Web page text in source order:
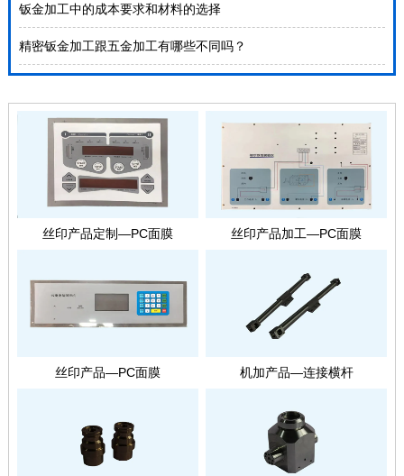
钣金加工中的成本要求和材料的选择
精密钣金加工跟五金加工有哪些不同吗？
丝印产品定制—PC面膜 丝印产品加工—PC面膜
丝印产品—PC面膜 机加产品—连接横杆